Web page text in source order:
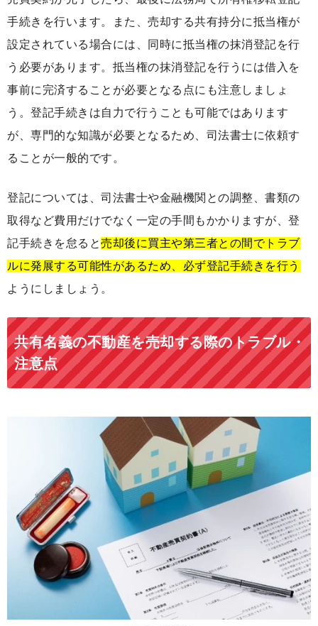
手続きを行います。また、売却する共有持分に抵当権が
設定されている場合には、同時に抵当権の抹消登記を行
う必要があります。抵当権の抹消登記を行うには借入を
事前に完済することが必要となる点にも注意しましょ
う。登記手続きは自力で行うことも可能ではあります
が、専門的な知識が必要となるため、司法書士に依頼す
ることが一般的です。
登記については、司法書士や金融機関との調整、書類の
取得など費用だけでなく一定の手間もかかりますが、登
記手続きを怠ると売却後に買主や第三者との間でトラブ
ルに発展する可能性があるため、必ず登記手続きを行う
ようにしましょう。
共有名義の不動産を売却する際のトラブル・
注意点